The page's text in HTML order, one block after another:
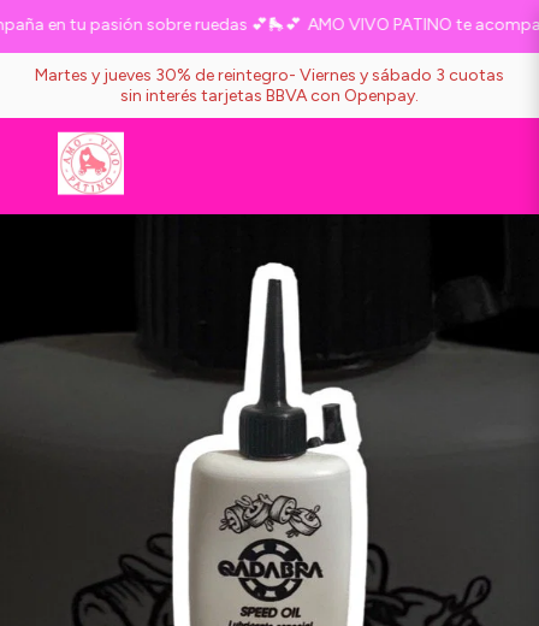
en tu pasión sobre ruedas 💕🛼💕 AMO VIVO PATINO te
Martes y jueves 30% de reintegro- Viernes y sábado 3 cuotas
sin interés tarjetas BBVA con Openpay.